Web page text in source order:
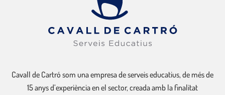
Cavall de Cartró som una empresa de serveis educatius, de més de
15 anys d’experiència en el sector, creada amb la finalitat